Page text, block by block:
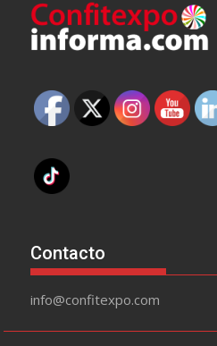
Contacto
info@confitexpo.com